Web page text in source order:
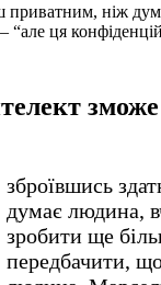
приватним, ніж
ця
зможе
зброївшись
думає людина,
зробити ще
передбачити,